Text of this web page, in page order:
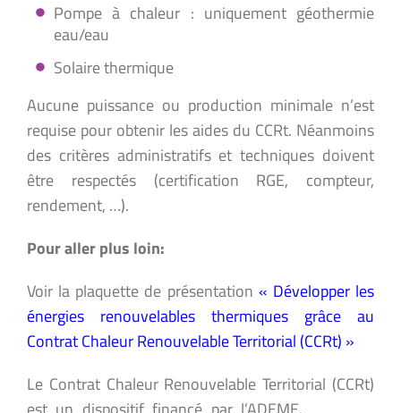
Pompe à chaleur : uniquement géothermie
eau/eau
Solaire thermique
Aucune puissance ou production minimale n’est
requise pour obtenir les aides du CCRt. Néanmoins
des critères administratifs et techniques doivent
être respectés (certification RGE, compteur,
rendement, …).
Pour aller plus loin:
Voir la plaquette de présentation « Développer les
énergies renouvelables thermiques grâce au
Contrat Chaleur Renouvelable Territorial (CCRt) »
Le Contrat Chaleur Renouvelable Territorial (CCRt)